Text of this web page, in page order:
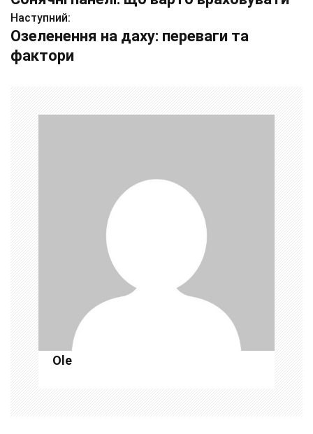
а
в
і
Наступний:
Озеленення на даху: переваги та
фактори
Ole